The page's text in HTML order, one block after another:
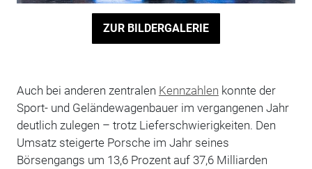
ZUR BILDERGALERIE
Auch bei anderen zentralen Kennzahlen konnte der
Sport- und Geländewagenbauer im vergangenen Jahr
deutlich zulegen – trotz Lieferschwierigkeiten. Den
Umsatz steigerte Porsche im Jahr seines
Börsengangs um 13,6 Prozent auf 37,6 Milliarden